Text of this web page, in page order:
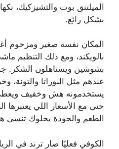
الميلتنق بوت والتشيزكيك،
بشكل رائع.
المكان نفسه صغير ومزحوم
بالويكند، ومع ذلك التنظيم
بشوشين ويستاهلون الشكر.
عندهم مثل البوراتا والتونة،
يستخدمونه هش وخفيف ويعطي
حتى مع الأسعار اللي
الطعم والجودة يخلوك تنسى
الكوفي فعليًا صار ترند في